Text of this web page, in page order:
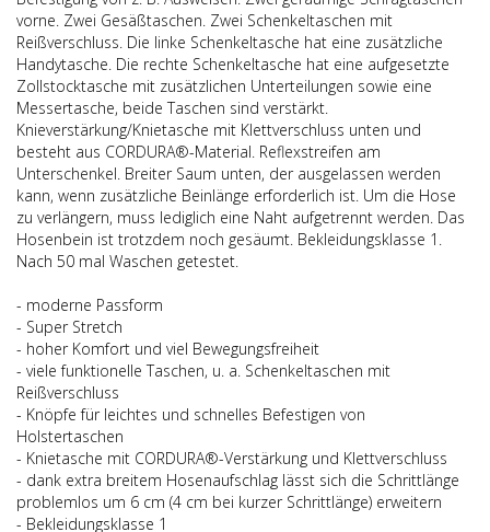
vorne. Zwei Gesäßtaschen. Zwei Schenkeltaschen mit
Reißverschluss. Die linke Schenkeltasche hat eine zusätzliche
Handytasche. Die rechte Schenkeltasche hat eine aufgesetzte
Zollstocktasche mit zusätzlichen Unterteilungen sowie eine
Messertasche, beide Taschen sind verstärkt.
Knieverstärkung/Knietasche mit Klettverschluss unten und
besteht aus CORDURA®-Material. Reflexstreifen am
Unterschenkel. Breiter Saum unten, der ausgelassen werden
kann, wenn zusätzliche Beinlänge erforderlich ist. Um die Hose
zu verlängern, muss lediglich eine Naht aufgetrennt werden. Das
Hosenbein ist trotzdem noch gesäumt. Bekleidungsklasse 1.
Nach 50 mal Waschen getestet.
- moderne Passform
- Super Stretch
- hoher Komfort und viel Bewegungsfreiheit
- viele funktionelle Taschen, u. a. Schenkeltaschen mit
Reißverschluss
- Knöpfe für leichtes und schnelles Befestigen von
Holstertaschen
- Knietasche mit CORDURA®-Verstärkung und Klettverschluss
- dank extra breitem Hosenaufschlag lässt sich die Schrittlänge
problemlos um 6 cm (4 cm bei kurzer Schrittlänge) erweitern
- Bekleidungsklasse 1